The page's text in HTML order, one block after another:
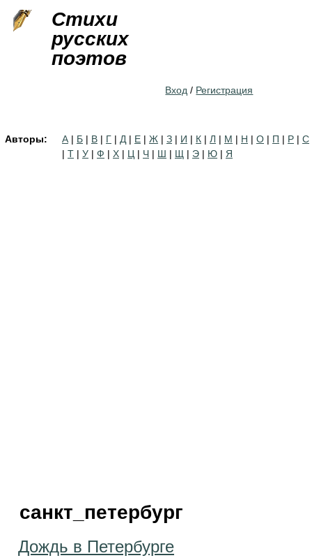
Стихи
русских
поэтов
Вход / Регистрация
Авторы: А | Б | В | Г | Д | Е | Ж | З | И | К | Л | М | Н | О | П | Р | С
| Т | У | Ф | Х | Ц | Ч | Ш | Щ | Э | Ю | Я
санкт_петербург
Дождь в Петербурге